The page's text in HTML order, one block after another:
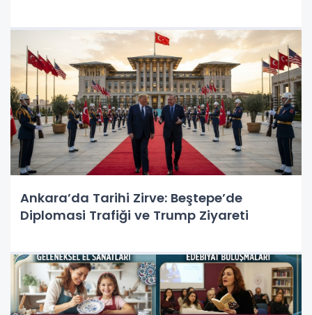
Ankara’da Tarihi Zirve: Beştepe’de
Diplomasi Trafiği ve Trump Ziyareti